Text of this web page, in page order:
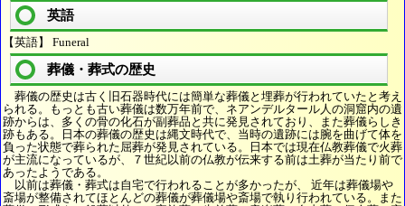
英語
【英語】 Funeral
葬儀・葬式の歴史
葬儀の歴史は古く旧石器時代には簡単な葬儀と埋葬が行われていたと考え
られる。もっとも古い葬儀は数万年前で、ネアンデルタール人の洞窟内の遺
跡からは、多くの骨の化石が副葬品と共に発見されており、また葬儀らしき
跡もある。日本の葬儀の歴史は縄文時代で、当時の遺跡には腕を曲げて体を
負った状態で葬られた屈葬が発見されている。日本では現在仏教葬儀で火葬
が主流になっているが、７世紀以前の仏教が伝来する前は土葬が当たり前で
あったようである。
以前は葬儀・葬式は自宅で行われることが多かったが、 近年は葬儀場や
斎場が整備されてほとんどの葬儀が葬儀場や斎場で執り行われている。また